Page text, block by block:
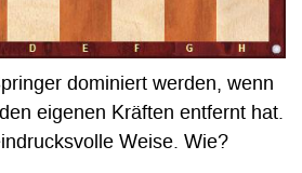
dominiert werden, wenn
eigenen Kräften entfernt hat.
Weise. Wie?